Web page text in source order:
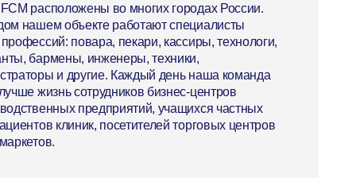
расположены во многих городах России.
нашем объекте работают специалисты
повара, пекари, кассиры, технологи,
бармены, инженеры, техники,
и другие. Каждый день наша команда
жизнь сотрудников бизнес-центров
предприятий, учащихся частных
клиник, посетителей торговых центров